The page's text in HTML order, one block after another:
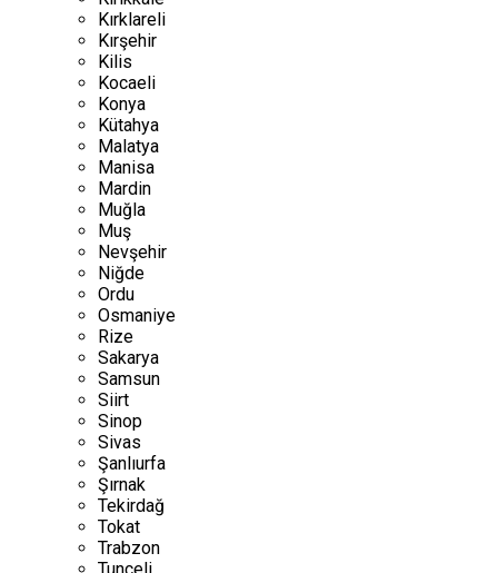
Kırklareli
Kırşehir
Kilis
Kocaeli
Konya
Kütahya
Malatya
Manisa
Mardin
Muğla
Muş
Nevşehir
Niğde
Ordu
Osmaniye
Rize
Sakarya
Samsun
Siirt
Sinop
Sivas
Şanlıurfa
Şırnak
Tekirdağ
Tokat
Trabzon